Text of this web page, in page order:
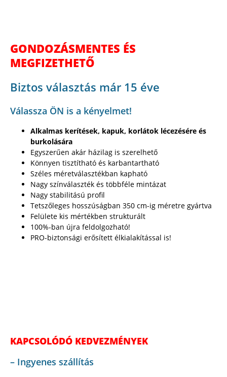
GONDOZÁSMENTES ÉS
MEGFIZETHETŐ
Biztos választás már 15 éve
Válassza ÖN is a kényelmet!
Alkalmas kerítések, kapuk, korlátok lécezésére és
burkolására
Egyszerűen akár házilag is szerelhető
Könnyen tisztítható és karbantartható
Széles méretválasztékban kapható
Nagy színválaszték és többféle mintázat
Nagy stabilitású profil
Tetszőleges hosszúságban 350 cm-ig méretre gyártva
Felülete kis mértékben strukturált
100%-ban újra feldolgozható!
PRO-biztonsági erősített élkialakítással is!
KAPCSOLÓDÓ KEDVEZMÉNYEK
– Ingyenes szállítás